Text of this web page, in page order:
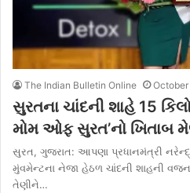
The Indian Bulletin Online October
સુરતના ચાંદની શાહે 15
મોમ ઓફ સુરત’નો ખિતાબ
સુરત, ગુજરાત: આપણા પ્રધાનમંત્રી
મુંવમેન્ટના નેજા હેઠળ ચાંદની શાહની વજન
તેણીને…